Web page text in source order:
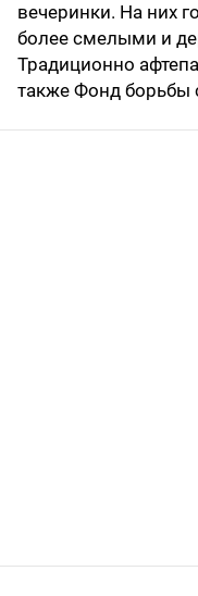
вечеринки. На них
более смелыми и
Традиционно
также Фонд